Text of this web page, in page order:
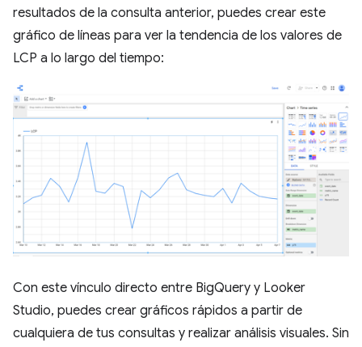
resultados de la consulta anterior, puedes crear este
gráfico de líneas para ver la tendencia de los valores de
LCP a lo largo del tiempo:
Con este vínculo directo entre BigQuery y Looker
Studio, puedes crear gráficos rápidos a partir de
cualquiera de tus consultas y realizar análisis visuales. Sin